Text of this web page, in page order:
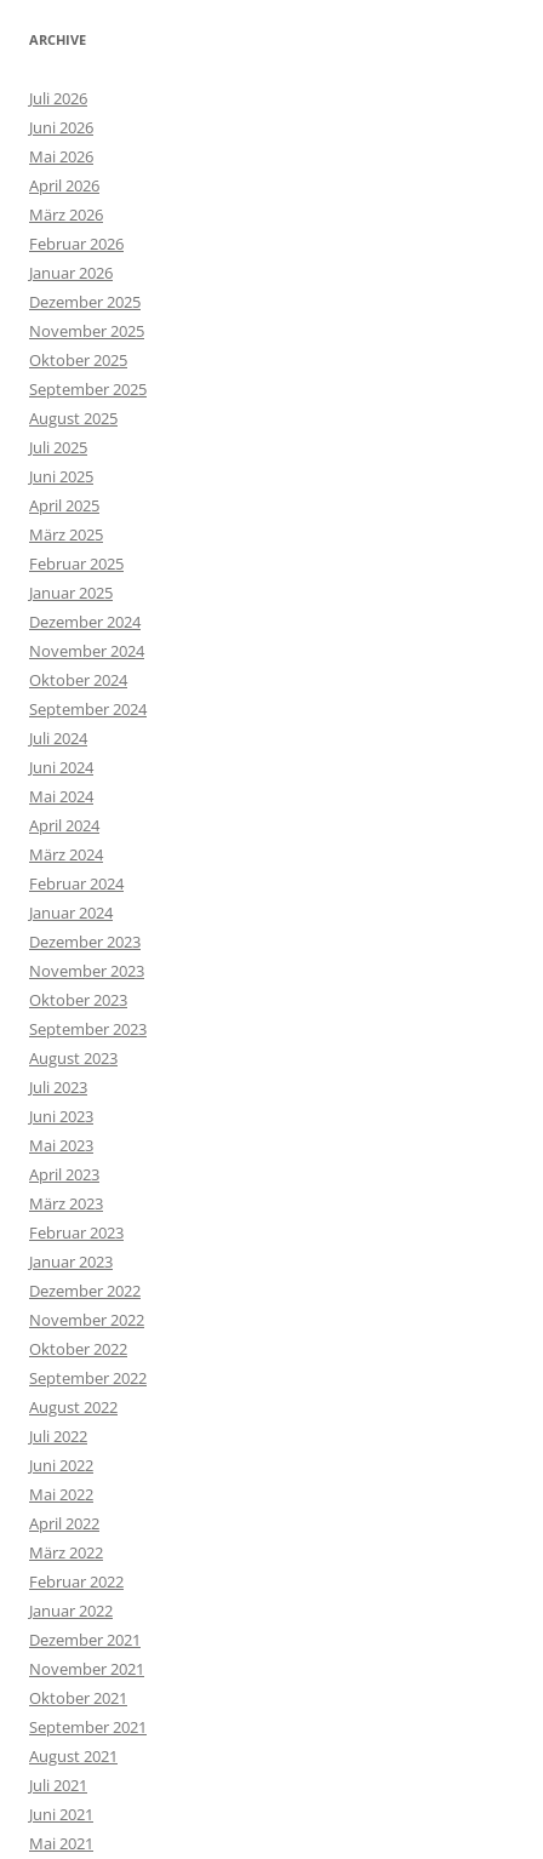
ARCHIVE
Juli 2026
Juni 2026
Mai 2026
April 2026
März 2026
Februar 2026
Januar 2026
Dezember 2025
November 2025
Oktober 2025
September 2025
August 2025
Juli 2025
Juni 2025
April 2025
März 2025
Februar 2025
Januar 2025
Dezember 2024
November 2024
Oktober 2024
September 2024
Juli 2024
Juni 2024
Mai 2024
April 2024
März 2024
Februar 2024
Januar 2024
Dezember 2023
November 2023
Oktober 2023
September 2023
August 2023
Juli 2023
Juni 2023
Mai 2023
April 2023
März 2023
Februar 2023
Januar 2023
Dezember 2022
November 2022
Oktober 2022
September 2022
August 2022
Juli 2022
Juni 2022
Mai 2022
April 2022
März 2022
Februar 2022
Januar 2022
Dezember 2021
November 2021
Oktober 2021
September 2021
August 2021
Juli 2021
Juni 2021
Mai 2021